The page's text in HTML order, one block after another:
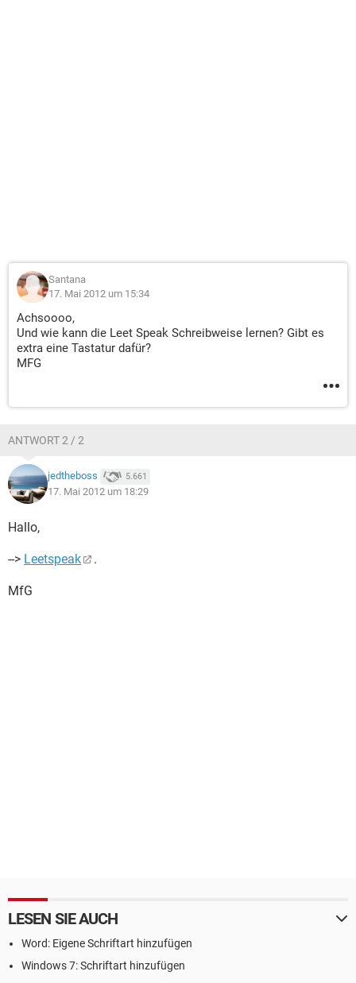
Santana
17. Mai 2012 um 15:34
Achsoooo,
Und wie kann die Leet Speak Schreibweise lernen? Gibt es
extra eine Tastatur dafür?
MFG
ANTWORT 2 / 2
jedtheboss 5.661
17. Mai 2012 um 18:29
Hallo,
--> Leetspeak .
MfG
LESEN SIE AUCH
Word: Eigene Schriftart hinzufügen
Windows 7: Schriftart hinzufügen